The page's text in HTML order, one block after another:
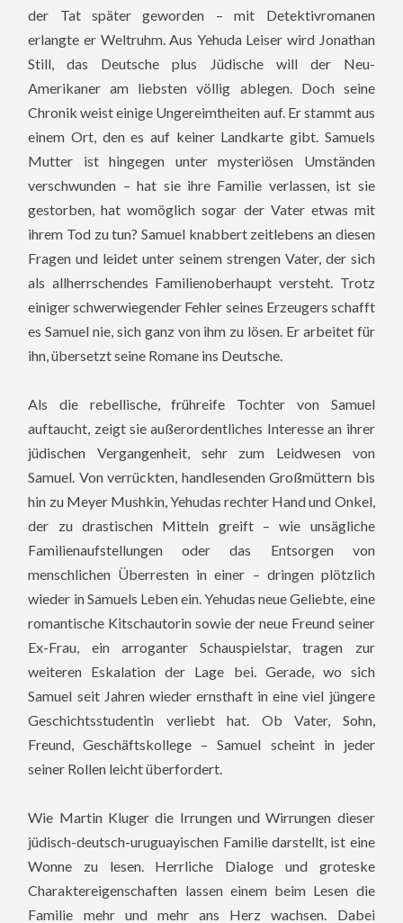
der Tat später geworden – mit Detektivromanen
erlangte er Weltruhm. Aus Yehuda Leiser wird Jonathan
Still, das Deutsche plus Jüdische will der Neu-
Amerikaner am liebsten völlig ablegen.Doch seine
Chronik weist einige Ungereimtheiten auf. Er stammt aus
einem Ort, den es auf keiner Landkarte gibt. Samuels
Mutter ist hingegen unter mysteriösen Umständen
verschwunden – hat sie ihre Familie verlassen, ist sie
gestorben, hat womöglich sogar der Vater etwas mit
ihrem Tod zu tun? Samuel knabbert zeitlebens an diesen
Fragen und leidet unter seinem strengen Vater, der sich
als allherrschendes Familienoberhaupt versteht. Trotz
einiger schwerwiegender Fehler seines Erzeugers schafft
es Samuel nie, sich ganz von ihm zu lösen. Er arbeitet für
ihn, übersetzt seine Romane ins Deutsche.
Als die rebellische, frühreife Tochter von Samuel
auftaucht, zeigt sie außerordentliches Interesse an ihrer
jüdischen Vergangenheit, sehr zum Leidwesen von
Samuel. Von verrückten, handlesenden Großmüttern bis
hin zu Meyer Mushkin, Yehudas rechter Hand und Onkel,
der zu drastischen Mitteln greift – wie unsägliche
Familienaufstellungen oder das Entsorgen von
menschlichen Überresten in einer – dringen plötzlich
wieder in Samuels Leben ein. Yehudas neue Geliebte, eine
romantische Kitschautorin sowie der neue Freund seiner
Ex-Frau, ein arroganter Schauspielstar, tragen zur
weiteren Eskalation der Lage bei. Gerade, wo sich
Samuel seit Jahren wieder ernsthaft in eine viel jüngere
Geschichtsstudentin verliebt hat. Ob Vater, Sohn,
Freund, Geschäftskollege – Samuel scheint in jeder
seiner Rollen leicht überfordert.
Wie Martin Kluger die Irrungen und Wirrungen dieser
jüdisch-deutsch-uruguayischen Familie darstellt, ist eine
Wonne zu lesen. Herrliche Dialoge und groteske
Charaktereigenschaften lassen einem beim Lesen die
Familie mehr und mehr ans Herz wachsen. Dabei